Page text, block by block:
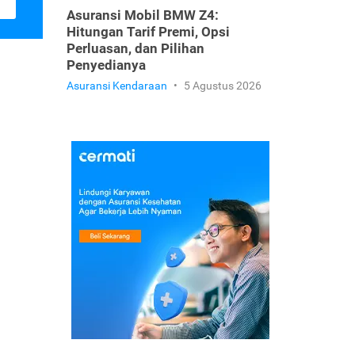
Asuransi Mobil BMW Z4:
Hitungan Tarif Premi, Opsi
Perluasan, dan Pilihan
Penyedianya
Asuransi Kendaraan • 5 Agustus 2026